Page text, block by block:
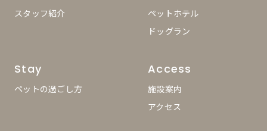
スタッフ紹介
ペットホテル
ドッグラン
Stay
ペットの過ごし方
Access
施設案内
アクセス